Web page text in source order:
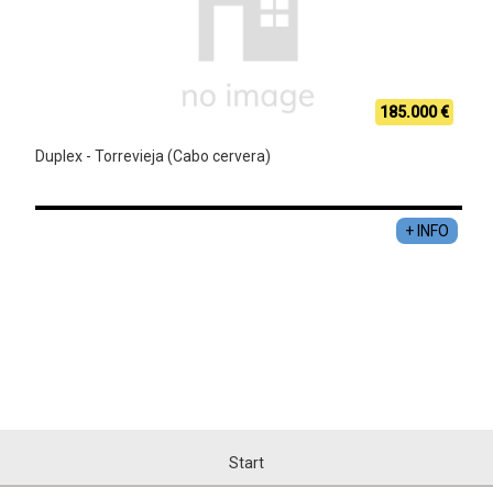
185.000 €
Duplex - Torrevieja (Cabo cervera)
+ INFO
Start